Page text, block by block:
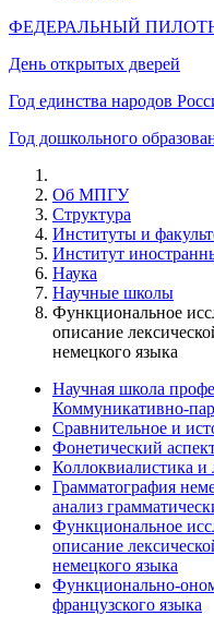
ФЕДЕРАЛЬНЫЙ
День открытых дверей
Год единства народов
Год дошкольного
Об МПГУ
Структура
Институты и
Институт
Наука
Научные школы
Функциональное
описание
немецкого языка
Научная школа
Коммуникативно-
Сравнительное и
Фонетический
Коллоквиалистика и
Грамматография
анализ
Функциональное
описание
немецкого языка
Функционально-
французского языка